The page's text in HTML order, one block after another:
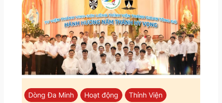
Dòng Đa Minh Hoạt động
Thỉnh Viện